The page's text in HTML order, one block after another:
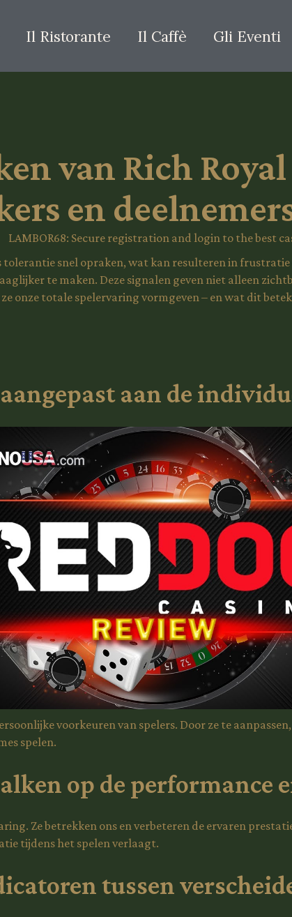
Il Ristorante Il Caffè Gli Eventi
van Rich
en
snel opraken, wat kan resulteren in
te maken. Deze signalen geven niet alleen
onze totale spelervaring vormgeven – en wat dit
aan de
voorkeuren van spelers. Door ze te
spelen.
op de performance
Ze betrekken ons en verbeteren de ervaren
tijdens het spelen verlaagt.
tussen